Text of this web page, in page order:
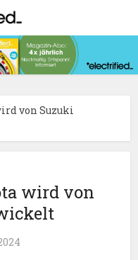
von Suzuki
wird von